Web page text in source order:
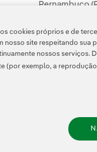
Pernambuco
Informação
cookies próprios e de
nosso site respeitando
nossos serviços.
(por exemplo, a